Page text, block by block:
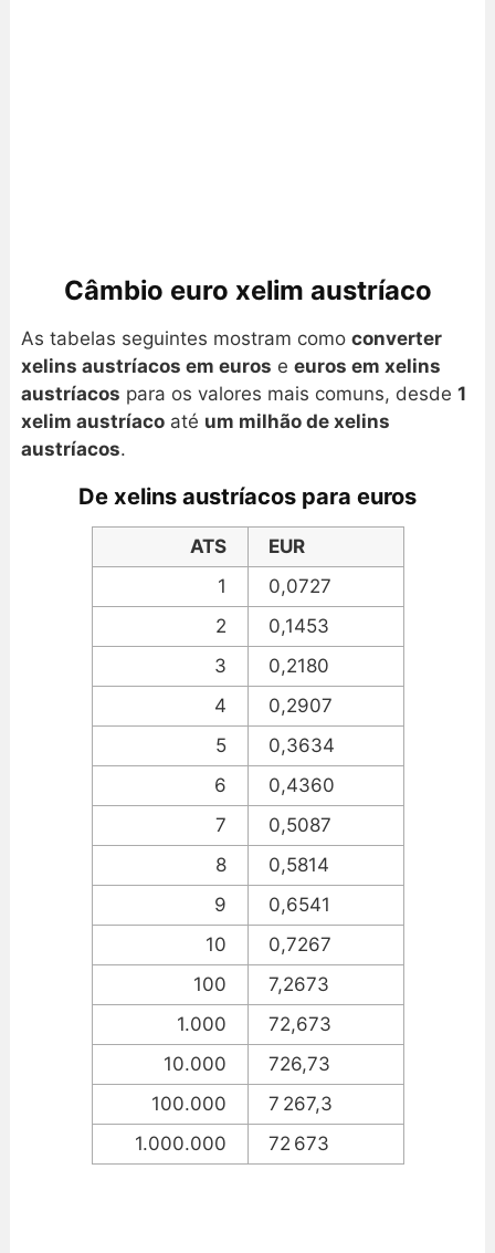
Câmbio euro xelim austríaco
As tabelas seguintes mostram como converter
xelins austríacos em euros e euros em xelins
austríacos para os valores mais comuns, desde 1
xelim austríacoaté um milhão de xelins
austríacos.
De xelins austríacos para euros
ATS
EUR
1
0,0727
2
0,1453
3
0,2180
4
0,2907
5
0,3634
6
0,4360
7
0,5087
8
0,5814
9
0,6541
10
0,7267
100
7,2673
1.000
72,673
10.000
726,73
100.000
7 267,3
1.000.000
72 673